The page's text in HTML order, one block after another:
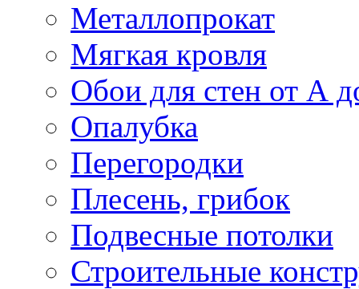
Металлопрокат
Мягкая кровля
Обои для стен от А
Опалубка
Перегородки
Плесень, грибок
Подвесные потолки
Строительные